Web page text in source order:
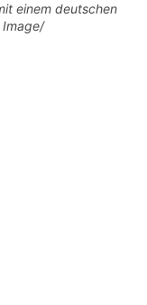
einem deutschen
Image/